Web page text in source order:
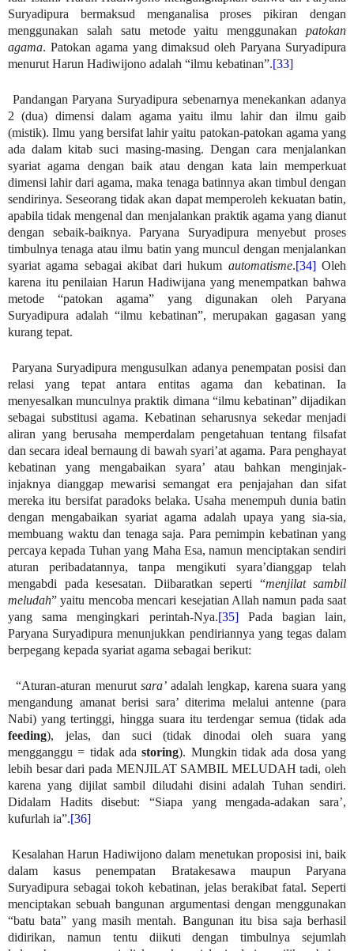
Suryadipura bermaksud menganalisa proses pikiran dengan
menggunakan salah satu metode yaitu menggunakan patokan
agama. Patokan agama yang dimaksud oleh Paryana Suryadipura
menurut Harun Hadiwijono adalah “ilmu kebatinan”.[33]
Pandangan Paryana Suryadipura sebenarnya menekankan adanya
2 (dua) dimensi dalam agama yaitu ilmu lahir dan ilmu gaib
(mistik). Ilmu yang bersifat lahir yaitu patokan-patokan agama yang
ada dalam kitab suci masing-masing. Dengan cara menjalankan
syariat agama dengan baik atau dengan kata lain memperkuat
dimensi lahir dari agama, maka tenaga batinnya akan timbul dengan
sendirinya. Seseorang tidak akan dapat memperoleh kekuatan batin,
apabila tidak mengenal dan menjalankan praktik agama yang dianut
dengan sebaik-baiknya. Paryana Suryadipura menyebut proses
timbulnya tenaga atau ilmu batin yang muncul dengan menjalankan
syariat agama sebagai akibat dari hukum automatisme.[34]Oleh
karena itu penilaian Harun Hadiwijana yang menempatkan bahwa
metode “patokan agama” yang digunakan oleh Paryana
Suryadipura adalah “ilmu kebatinan”, merupakan gagasan yang
kurang tepat.
Paryana Suryadipura mengusulkan adanya penempatan posisi dan
relasi yang tepat antara entitas agama dan kebatinan. Ia
menyesalkan munculnya praktik dimana “ilmu kebatinan” dijadikan
sebagai substitusi agama. Kebatinan seharusnya sekedar menjadi
aliran yang berusaha memperdalam pengetahuan tentang filsafat
dan secara ideal bernaung di bawah syari’at agama. Para penghayat
kebatinan yang mengabaikan syara’ atau bahkan menginjak-
injaknya dianggap mewarisi semangat era penjajahan dan sifat
mereka itu bersifat paradoks belaka. Usaha menempuh dunia batin
dengan mengabaikan syariat agama adalah upaya yang sia-sia,
membuang waktu dan tenaga saja. Para pemimpin kebatinan yang
percaya kepada Tuhan yang Maha Esa, namun menciptakan sendiri
aturan peribadatannya, tanpa mengikuti syara’dianggap telah
mengabdi pada kesesatan. Diibaratkan seperti “menjilat sambil
meludah” yaitu mencoba mencari kesejatian Allah namun pada saat
yang sama mengingkari perintah-Nya.[35]Pada bagian lain,
Paryana Suryadipura menunjukkan pendiriannya yang tegas dalam
berpegang kepada syariat agama sebagai berikut:
“Aturan-aturan menurut sara’adalah lengkap, karena suara yang
mengandung amanat berisi sara’ diterima melalui antenne (para
Nabi) yang tertinggi, hingga suara itu terdengar semua (tidak ada
feeding), jelas, dan suci (tidak dinodai oleh suara yang
mengganggu = tidak adastoring). Mungkin tidak ada dosa yang
lebih besar dari pada MENJILAT SAMBIL MELUDAH tadi, oleh
karena yang dijilat sambil diludahi disini adalah Tuhan sendiri.
Didalam Hadits disebut: “Siapa yang mengada-adakan sara’,
kufurlah ia”.[36]
Kesalahan Harun Hadiwijono dalam menetukan proposisi ini, baik
dalam kasus penempatan Bratakesawa maupun Paryana
Suryadipura sebagai tokoh kebatinan, jelas berakibat fatal. Seperti
menciptakan sebuah bangunan argumentasi dengan menggunakan
“batu bata” yang masih mentah. Bangunan itu bisa saja berhasil
didirikan, namun tentu diikuti dengan timbulnya sejumlah